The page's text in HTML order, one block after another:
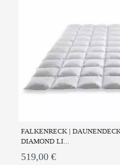
FALKENRECK |
DIAMOND LI...
519,00 €